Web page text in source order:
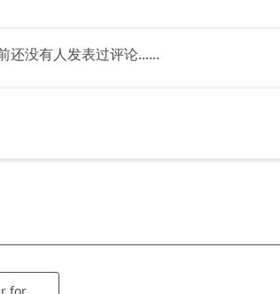
还没有人发表过评论......